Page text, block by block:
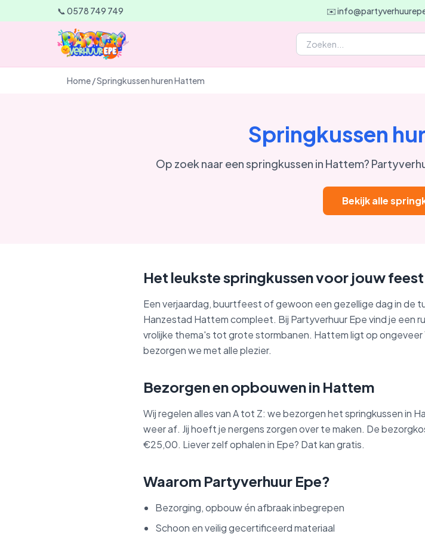
📞 0578 749 749 ✉️
Home/Springkussen huren Hattem
Springkussen
Op zoek naar een springkussen in Hattem?
Bekijk alle
Het leukste springkussen voor jouw
Een verjaardag, buurtfeest of gewoon een gezellige dag in de
Hanzestad Hattem compleet. Bij Partyverhuur Epe vind je een
vrolijke thema's tot grote stormbanen. Hattem ligt op ongeveer
bezorgen we met alle plezier.
Bezorgen en opbouwen in Hattem
Wij regelen alles van A tot Z: we bezorgen het springkussen in
weer af. Jij hoeft je nergens zorgen over te maken. De
€25,00. Liever zelf ophalen in Epe? Dat kan gratis.
Waarom Partyverhuur Epe?
Bezorging, opbouw én afbraak inbegrepen
Schoon en veilig gecertificeerd materiaal